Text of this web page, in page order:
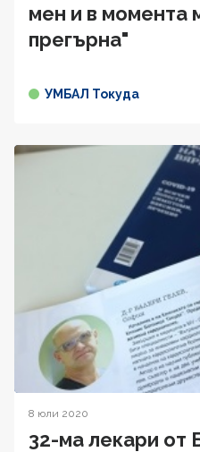
мен и в момента
прегърна"
УМБАЛ Токуда
8 юли 2020
32-ма лекари от